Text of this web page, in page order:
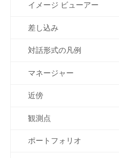
イメージ ビューアー
差し込み
対話形式の凡例
マネージャー
近傍
観測点
ポートフォリオ